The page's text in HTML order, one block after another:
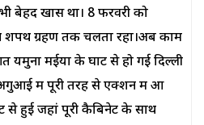
बेहद खास था। 8 फरवरी को
ग्रहण तक चलता रहा।अब काम
मईया के घाट से हो गई दिल्ली
अगुआई में पूरी तरह से एक्शन में आ
से हुई जहां पूरी कैबिनेट के साथ